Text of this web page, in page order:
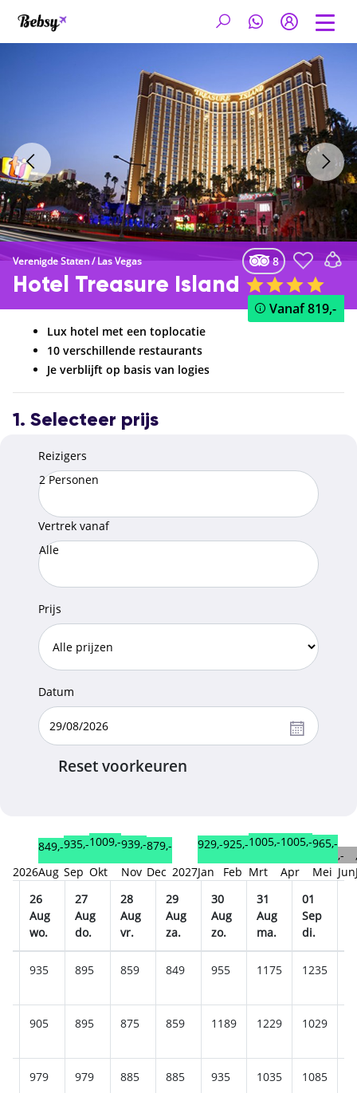
Verenigde Staten/Las Vegas 8
Hotel Treasure Island
Vanaf819,-
Lux hotel met een toplocatie
10 verschillende restaurants
Je verblijft op basis van logies
1. Selecteer prijs
Reizigers
2 Personen
Vertrek vanaf
Alle
Prijs
Datum
Reset voorkeuren
2026
849,-
Aug
935,-
Sep
1009,-
Okt
939,-
Nov
879,-
Dec 2027
929,-
Jan
925,-
Feb
1005,-
Mrt
1005,-
Apr
965,-
Mei
,-
Jun
26
Aug
wo.
27
Aug
do.
28
Aug
vr.
29
Aug
za.
30
Aug
zo.
31
Aug
ma.
01
Sep
di.
935 895 859 849 955 1175 1235
905 895 875 859 1189 1229 1029
979 979 885 885 935 1035 1085